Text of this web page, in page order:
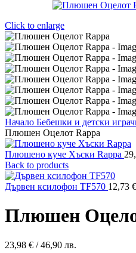
Click to enlarge
Начало Бебешки и детски
Плюшен Оцелот Rappa
Плюшено куче Хъски Rappa
Back to products
Дървен ксилофон TF570 12,73 €
Плюшен
23,98 € / 46,90 лв.